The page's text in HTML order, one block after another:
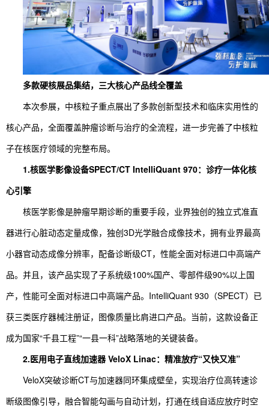
多款硬核展品集结，三大核心产品线全覆盖
本次参展，中核粒子重点展出了多款创新型技术和临床实用性的
核心产品，全面覆盖肿瘤诊断与治疗的全流程，进一步完善了中核粒
子在核医疗领域的完整布局。
1.核医学影像设备SPECT/CT IntelliQuant 970：诊疗一体化核
心引擎
核医学影像是肿瘤早期诊断的重要手段，业界独创的独立式准直
器进行心脏动态定量成像，独创3D光学融合成像技术，拥有业界最高
小器官动态成像分辨率，配备诊断级CT，性能全面对标进口中高端产
品。并且，该产品实现了子系统级100%国产、零部件级90%以上国
产，性能可全面对标进口中高端产品。IntelliQuant 930（SPECT）已
获三类医疗器械注册证，图像质量比肩进口产品。当前，这款设备正
成为国家“千县工程”“一县一科”战略落地的关键装备。
2.医用电子直线加速器 VeloX Linac：精准放疗“又快又准”
VeloX突破诊断CT与加速器同环集成壁垒，实现治疗位高转速诊
断级图像引导，融合智能勾画与自动计划，打通在线自适应放疗时空